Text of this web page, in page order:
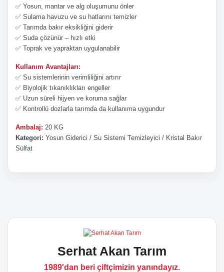
✅ Yosun, mantar ve alg oluşumunu önler
✅ Sulama havuzu ve su hatlarını temizler
✅ Tarımda bakır eksikliğini giderir
✅ Suda çözünür – hızlı etki
✅ Toprak ve yapraktan uygulanabilir
Kullanım Avantajları:
✅ Su sistemlerinin verimliliğini artırır
✅ Biyolojik tıkanıklıkları engeller
✅ Uzun süreli hijyen ve koruma sağlar
✅ Kontrollü dozlarla tarımda da kullanıma uygundur
Ambalaj: 20 KG
Kategori: Yosun Giderici / Su Sistemi Temizleyici / Kristal Bakır
Sülfat
Yorum Yaz
Görüş ve önerileriniz için teşekkür ederiz.
Ürün resmi kalitesiz, bozuk veya görüntülenemiyor.
Serhat Akan Tarım
1989'dan beri çiftçimizin yanındayız.